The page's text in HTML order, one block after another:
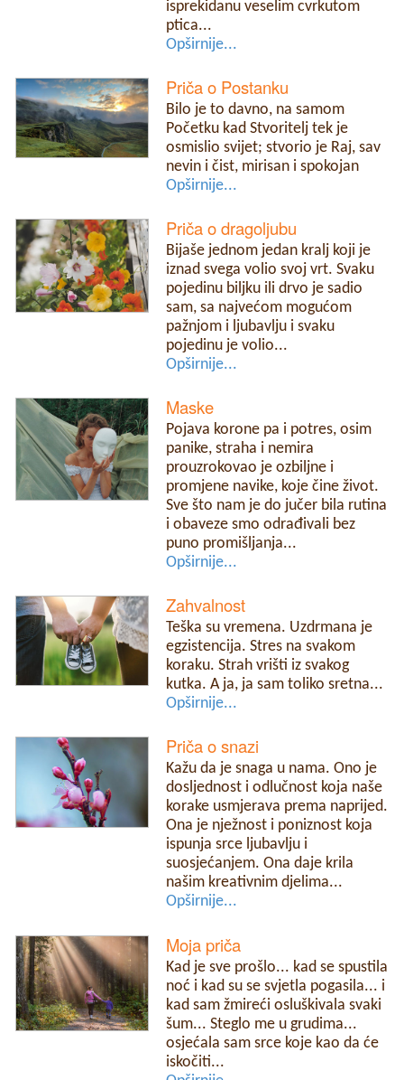
isprekidanu veselim cvrkutom
ptica...
Opširnije...
Priča o Postanku
Bilo je to davno, na samom
Početku kad Stvoritelj tek je
osmislio svijet; stvorio je Raj, sav
nevin i čist, mirisan i spokojan
Opširnije...
Priča o dragoljubu
Bijaše jednom jedan kralj koji je
iznad svega volio svoj vrt. Svaku
pojedinu biljku ili drvo je sadio
sam, sa najvećom mogućom
pažnjom i ljubavlju i svaku
pojedinu je volio...
Opširnije...
Maske
Pojava korone pa i potres, osim
panike, straha i nemira
prouzrokovao je ozbiljne i
promjene navike, koje čine život.
Sve što nam je do jučer bila rutina
i obaveze smo odrađivali bez
puno promišljanja...
Opširnije...
Zahvalnost
Teška su vremena. Uzdrmana je
egzistencija. Stres na svakom
koraku. Strah vrišti iz svakog
kutka. A ja, ja sam toliko sretna...
Opširnije...
Priča o snazi
Kažu da je snaga u nama. Ono je
dosljednost i odlučnost koja naše
korake usmjerava prema naprijed.
Ona je nježnost i poniznost koja
ispunja srce ljubavlju i
suosjećanjem. Ona daje krila
našim kreativnim djelima...
Opširnije...
Moja priča
Kad je sve prošlo... kad se spustila
noć i kad su se svjetla pogasila... i
kad sam žmireći osluškivala svaki
šum... Steglo me u grudima...
osjećala sam srce koje kao da će
iskočiti...